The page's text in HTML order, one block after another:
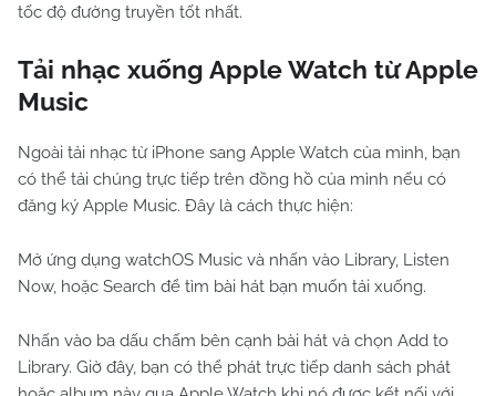
tốc độ đường truyền tốt nhất.
Tải nhạc xuống Apple Watch từ Apple
Music
Ngoài tải nhạc từ iPhone sang Apple Watch của mình, bạn
có thể tải chúng trực tiếp trên đồng hồ của mình nếu có
đăng ký Apple Music. Đây là cách thực hiện:
Mở ứng dụng watchOS Music và nhấn vào Library, Listen
Now, hoặc Search để tìm bài hát bạn muốn tải xuống.
Nhấn vào ba dấu chấm bên cạnh bài hát và chọn Add to
Library. Giờ đây, bạn có thể phát trực tiếp danh sách phát